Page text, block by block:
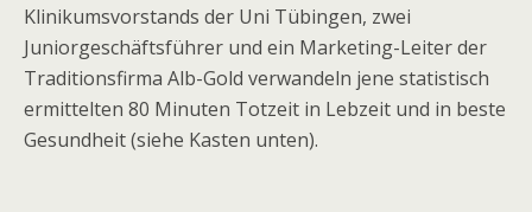
Klinikumsvorstands der Uni Tübingen, zwei
Juniorgeschäftsführer und ein Marketing-Leiter der
Traditionsfirma Alb-Gold verwandeln jene statistisch
ermittelten 80 Minuten Totzeit in Lebzeit und in beste
Gesundheit (siehe Kasten unten).